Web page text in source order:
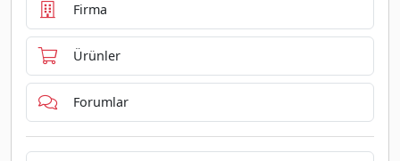
Firma
Ürünler
Forumlar